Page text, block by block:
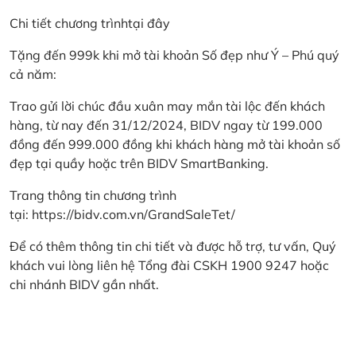
Chi tiết chương trìnhtại đây
Tặng đến 999k khi mở tài khoản Số đẹp như Ý – Phú quý
cả năm:
Trao gửi lời chúc đầu xuân may mắn tài lộc đến khách
hàng, từ nay đến 31/12/2024, BIDV ngay từ 199.000
đồng đến 999.000 đồng khi khách hàng mở tài khoản số
đẹp tại quầy hoặc trên BIDV SmartBanking.
Trang thông tin chương trình
tại: https://bidv.com.vn/GrandSaleTet/
Để có thêm thông tin chi tiết và được hỗ trợ, tư vấn, Quý
khách vui lòng liên hệ Tổng đài CSKH 1900 9247 hoặc
chi nhánh BIDV gần nhất.